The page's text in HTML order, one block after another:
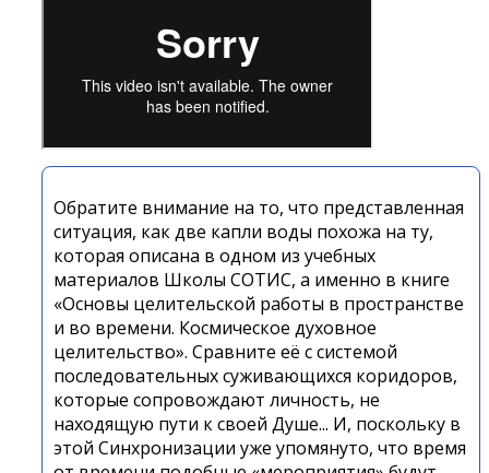
Обратите внимание на то, что представленная
ситуация, как две капли воды похожа на ту,
которая описана в одном из учебных
материалов Школы СОТИС, а именно в книге
«Основы целительской работы в пространстве
и во времени. Космическое духовное
целительство». Сравните её с системой
последовательных суживающихся коридоров,
которые сопровождают личность, не
находящую пути к своей Душе... И, поскольку в
этой Синхронизации уже упомянуто, что время